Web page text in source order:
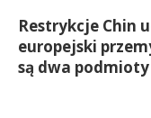
Restrykcje Chin
europejski
są dwa podmioty